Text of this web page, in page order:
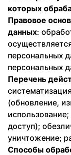
которых
Правовое
данных:
персональных
персональных
Перечень
(обновление,
доступ);
уничтожение;
Способы